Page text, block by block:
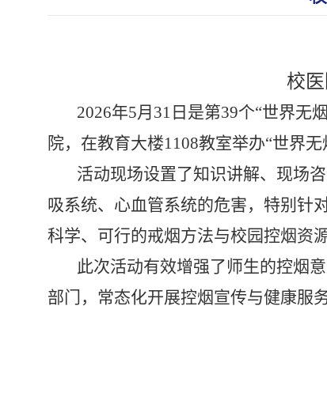
校
2026年5月 31 日是第39个“世界无
院，在教育大楼1108教室举办“世界
活动现场设置了知识讲解、现场
吸系统、心血管系统的危害，特别针
科学、可行的戒烟方法与校园控烟资
此次活动有效增强了师生的控烟
部门，常态化开展控烟宣传与健康服